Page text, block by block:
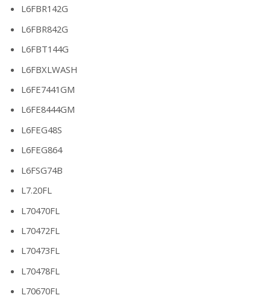
L6FBR142G
L6FBR842G
L6FBT144G
L6FBXLWASH
L6FE7441GM
L6FE8444GM
L6FEG48S
L6FEG864
L6FSG74B
L7.20FL
L70470FL
L70472FL
L70473FL
L70478FL
L70670FL